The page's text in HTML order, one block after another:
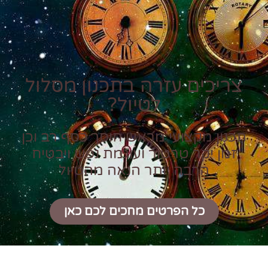
צריכים עזרה בתכנון מסלול
לטיול?
תכנון מקצועי מראש חוסך כסף רב וכן
זמן יקר טרטור ועוגמת נפש ויבטיח
הרבה יותר הנאה מהטיול
כל הפרטים מחכים לכם כאן